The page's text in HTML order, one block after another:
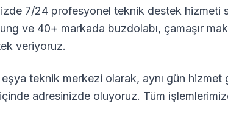
7/24 profesyonel teknik destek hizmeti
ve 40+ markada buzdolabı, çamaşır
veriyoruz.
teknik merkezi olarak, aynı gün
adresinizde oluyoruz. Tüm